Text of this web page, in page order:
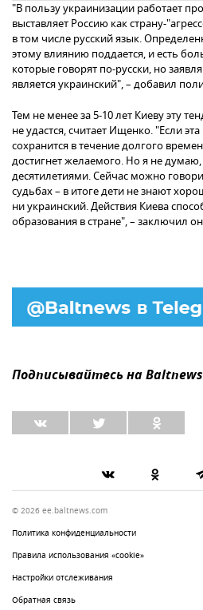
"В пользу украинизации работает
выставляет Россию как страну-
в том числе русский язык.
этому влиянию поддается, и есть
которые говорят по-русски, но
является украинский", – добавил
Тем не менее за 5-10 лет Киеву эту
не удастся, считает Ищенко. "Если
сохранится в течение долгого
достигнет желаемого. Но я не думаю,
десятилетиями. Сейчас можно
судьбах – в итоге дети не знают
ни украинский. Действия Киева
образования в стране", – заключил
Подписывайтесь на
© 2026 ee.baltnews.com
Политика конфиденциальности
Правила использования «cookie»
Настройки отслеживания
Обратная связь